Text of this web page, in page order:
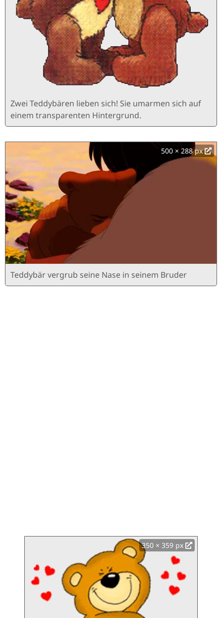
Zwei Teddybären lieben sich! Sie umarmen sich auf
einem transparenten Hintergrund.
500 × 288 px
Teddybär vergrub seine Nase in seinem Bruder
350 × 359 px